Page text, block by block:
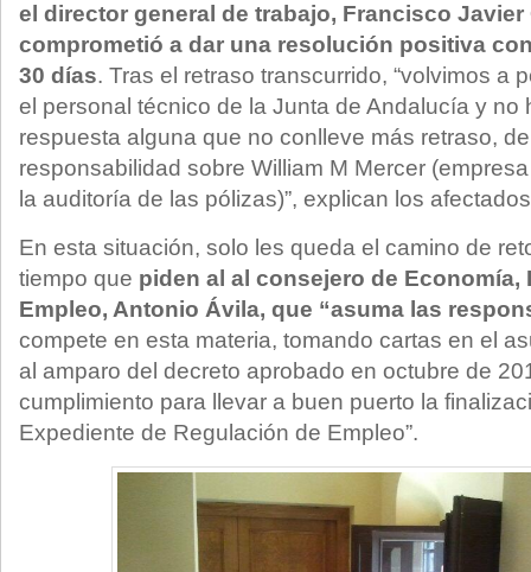
el director general de trabajo, Francisco Javier
comprometió a dar una resolución positiva
30 días. Tras el retraso transcurrido, “volvimos a
el personal técnico de la Junta de Andalucía y no
respuesta alguna que no conlleve más retraso,
responsabilidad sobre William M Mercer
la auditoría de las pólizas)”, explican los
En esta situación, solo les queda el camino de
tiempo que piden al al consejero de
Empleo, Antonio Ávila, que “asuma las
compete en esta materia, tomando cartas en el
al amparo del decreto aprobado en octubre de
cumplimiento para llevar a buen puerto la
Expediente de Regulación de Empleo”.